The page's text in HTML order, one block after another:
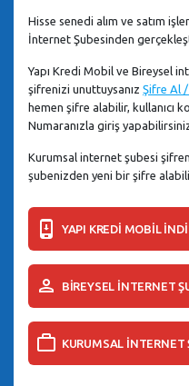
Hisse senedi alım ve satım
İnternet Şubesinden
Yapı Kredi Mobil ve Bireysel
şifrenizi unuttuysanız Şifre Al
hemen şifre alabilir, kullanıcı
Numaranızla giriş
Kurumsal internet şubesi
şubenizden yeni bir şifre
YAPI KREDİ MOBİL
BİREYSEL İNTERNET
KURUMSAL İNTERNET